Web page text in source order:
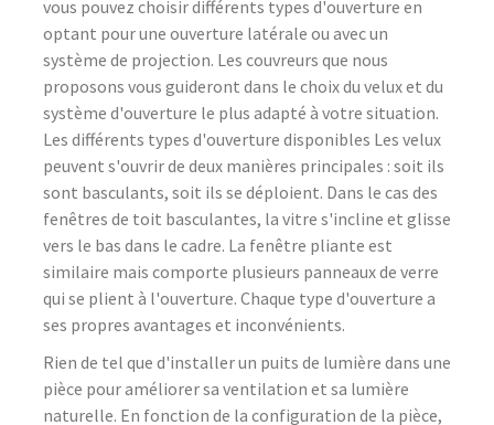
vous pouvez choisir différents types d'ouverture en
optant pour une ouverture latérale ou avec un
système de projection. Les couvreurs que nous
proposons vous guideront dans le choix du velux et du
système d'ouverture le plus adapté à votre situation.
Les différents types d'ouverture disponibles Les velux
peuvent s'ouvrir de deux manières principales : soit ils
sont basculants, soit ils se déploient. Dans le cas des
fenêtres de toit basculantes, la vitre s'incline et glisse
vers le bas dans le cadre. La fenêtre pliante est
similaire mais comporte plusieurs panneaux de verre
qui se plient à l'ouverture. Chaque type d'ouverture a
ses propres avantages et inconvénients.
Rien de tel que d'installer un puits de lumière dans une
pièce pour améliorer sa ventilation et sa lumière
naturelle. En fonction de la configuration de la pièce,